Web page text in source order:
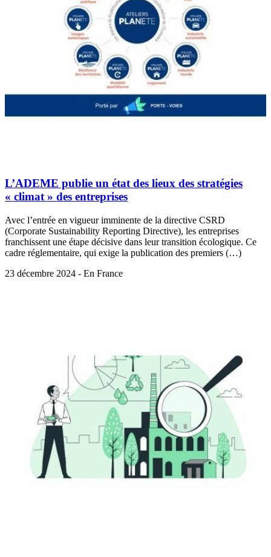
L’ADEME publie un état des lieux des stratégies
« climat » des entreprises
Avec l’entrée en vigueur imminente de la directive CSRD
(Corporate Sustainability Reporting Directive), les entreprises
franchissent une étape décisive dans leur transition écologique. Ce
cadre réglementaire, qui exige la publication des premiers (…)
23 décembre 2024 - En France